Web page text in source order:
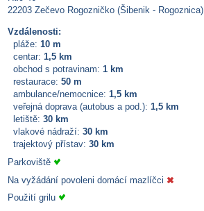
22203 Zečevo Rogozničko (Šibenik - Rogoznica)
Vzdálenosti:
pláže: 10 m
centar: 1,5 km
obchod s potravinam: 1 km
restaurace: 50 m
ambulance/nemocnice: 1,5 km
veřejná doprava (autobus a pod.): 1,5 km
letiště: 30 km
vlakové nádraží: 30 km
trajektový přístav: 30 km
Parkoviště
Na vyžádání povoleni domácí mazlíčci
Použití grilu